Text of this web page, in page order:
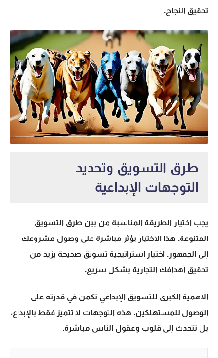
تحقيق النجاح.
طرق التسويق وتحديد
التوجهات الإبداعية
يجب اختيار الطريقة المناسبة من بين طرق التسويق
المتنوعة. هذا الاختيار يؤثر مباشرة على وصول مشروعك
إلى الجمهور. اختيار استراتيجية تسويق صحيحة يزيد من
تحقيق أهدافك التجارية بشكل سريع.
الاهمية الكبرى للتسويق الإبداعي تكمن في قدرته على
الوصول للمستهلكين. هذه التوجهات لا تتميز فقط بالإبداع،
بل تتحدث إلى قلوب وعقول الناس مباشرة.